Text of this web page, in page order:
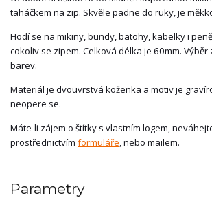
taháčkem na zip. Skvěle padne do ruky, je
Hodí se na mikiny, bundy, batohy, kabelky i
cokoliv se zipem. Celková délka je 60mm.
barev.
Materiál je dvouvrstvá koženka a motiv je
neopere se.
Máte-li zájem o štítky s vlastním logem,
prostřednictvím formuláře, nebo mailem.
Parametry